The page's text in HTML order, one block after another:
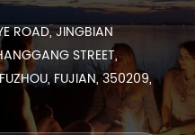
ROAD, JINGBIAN
STREET,
FUJIAN, 350209,